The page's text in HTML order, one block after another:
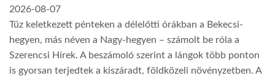
2026-08-07
Tűz keletkezett pénteken a délelőtti órákban a Bekecsi-
hegyen, más néven a Nagy-hegyen – számolt be róla a
Szerencsi Hírek. A beszámoló szerint a lángok több ponton
is gyorsan terjedtek a kiszáradt, földközeli növényzetben. A